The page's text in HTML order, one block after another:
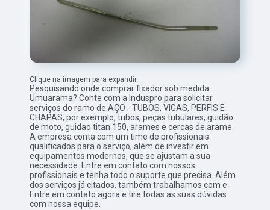
Clique na imagem para expandir
Pesquisando onde comprar fixador sob medida
Umuarama? Conte com a Induspro para solicitar
serviços do ramo de AÇO - TUBOS, VIGAS, PERFIS E
CHAPAS, por exemplo, tubos, peças tubulares, guidão
de moto, guidao titan 150, arames e cercas de arame.
A empresa conta com um time de profissionais
qualificados para o serviço, além de investir em
equipamentos modernos, que se ajustam a sua
necessidade. Entre em contato com nossos
profissionais e tenha todo o suporte que precisa. Além
dos serviços já citados, também trabalhamos com e .
Entre em contato agora e tire todas as suas dúvidas
com nossa equipe.